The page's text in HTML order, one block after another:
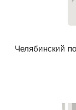
Челябинский